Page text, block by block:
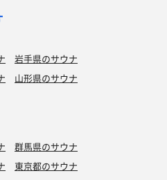
シ背脂マシ
麺と粒黒胡椒と生卵、フライ
岩手県のサウナ
山形県のサウナ
群馬県のサウナ
東京都のサウナ